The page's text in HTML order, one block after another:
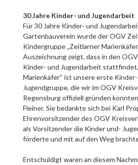
30 Jahre Kinder- und Jugendarbeit
Für 30 Jahre Kinder- und
Gartenbauverein wurde der OGV
Kindergruppe „Zeitlarner
Auszeichnung zeigt, dass in den
Kinder- und Jugendarbeit
Marienkäfer“ ist unsere erste
Jugendgruppe, die wir im OGV
Regensburg offiziell gründen
Fleiner. Sie bedankte sich bei Karl
Ehrenvorsitzender des OGV
als Vorsitzender die Kinder und-
förderte und mit auf den Weg
Entschuldigt waren an diesem